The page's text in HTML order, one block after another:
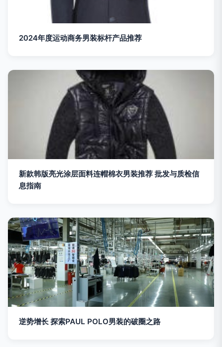
2024年度运动商务男装标杆产品推荐
新款韩版亮光涂层面料连帽棉衣男装推荐 批发与质检信
息指南
逆势增长 探索PAUL POLO男装的破圈之路